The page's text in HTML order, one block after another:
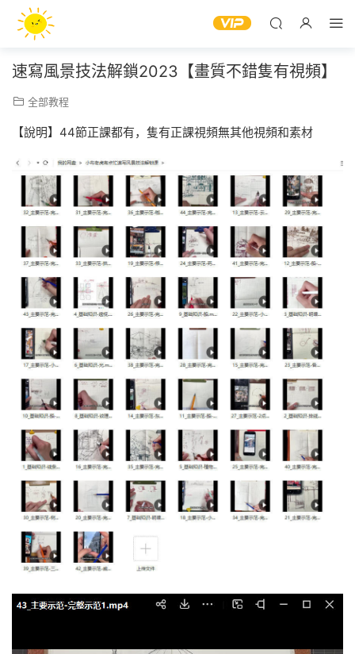
速寫風景技法解鎖2023【畫質不錯隻有視頻】
全部教程
【說明】44節正課都有，隻有正課視頻無其他視頻和素材